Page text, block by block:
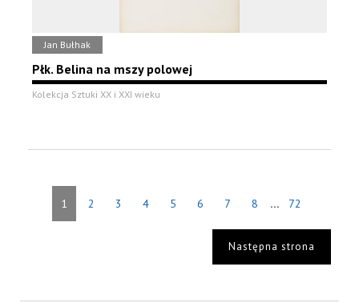
Jan Bułhak
Płk. Belina na mszy polowej
Kolekcja Sztuki XX i XXI wieku
1 2 3 4 5 6 7 8 ... 72
Następna strona